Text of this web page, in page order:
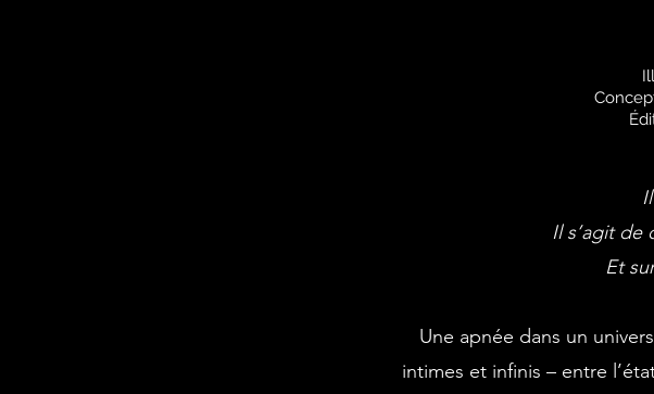
Il s’agit de
Et
Une apnée dans un
intimes et infinis – entre